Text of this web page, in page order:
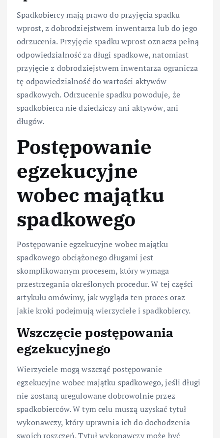
Spadkobiercy mają prawo do przyjęcia spadku
wprost, z dobrodziejstwem inwentarza lub do jego
odrzucenia. Przyjęcie spadku wprost oznacza pełną
odpowiedzialność za długi spadkowe, natomiast
przyjęcie z dobrodziejstwem inwentarza ogranicza
tę odpowiedzialność do wartości aktywów
spadkowych. Odrzucenie spadku powoduje, że
spadkobierca nie dziedziczy ani aktywów, ani
długów.
Postępowanie
egzekucyjne
wobec majątku
spadkowego
Postępowanie egzekucyjne wobec majątku
spadkowego obciążonego długami jest
skomplikowanym procesem, który wymaga
przestrzegania określonych procedur. W tej części
artykułu omówimy, jak wygląda ten proces oraz
jakie kroki podejmują wierzyciele i spadkobiercy.
Wszczęcie postępowania
egzekucyjnego
Wierzyciele mogą wszcząć postępowanie
egzekucyjne wobec majątku spadkowego, jeśli długi
nie zostaną uregulowane dobrowolnie przez
spadkobierców. W tym celu muszą uzyskać tytuł
wykonawczy, który uprawnia ich do dochodzenia
swoich roszczeń. Tytuł wykonawczy może być